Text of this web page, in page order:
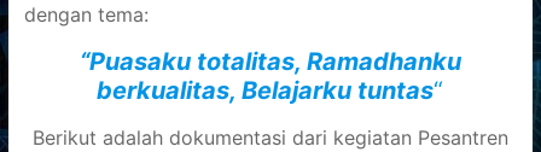
dengan tema:
“Puasaku totalitas, Ramadhanku
berkualitas, Belajarku tuntas“
Berikut adalah dokumentasi dari kegiatan Pesantren